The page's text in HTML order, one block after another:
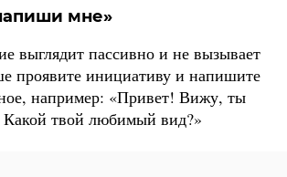
мне»
выглядит пассивно и не вызывает
проявите инициативу и напишите
например: «Привет! Вижу, ты
твой любимый вид?»